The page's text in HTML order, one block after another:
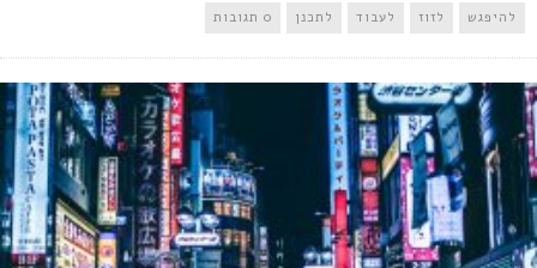
להיפגש לזוז לעבוד לתכנן 0 תגובות